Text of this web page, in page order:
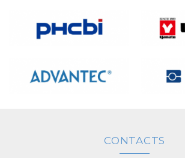
CONTACTS